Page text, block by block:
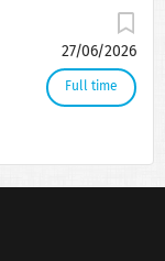
27/06/2026
Full time